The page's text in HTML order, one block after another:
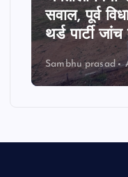
सवाल, पूर्व
थर्ड पार्टी
Sambhu prasad